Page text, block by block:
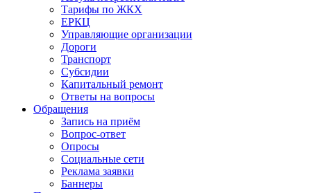
Тарифы по ЖКХ
ЕРКЦ
Управляющие организации
Дороги
Транспорт
Субсидии
Капитальный ремонт
Ответы на вопросы
Обращения
Запись на приём
Вопрос-ответ
Опросы
Социальные сети
Реклама заявки
Баннеры